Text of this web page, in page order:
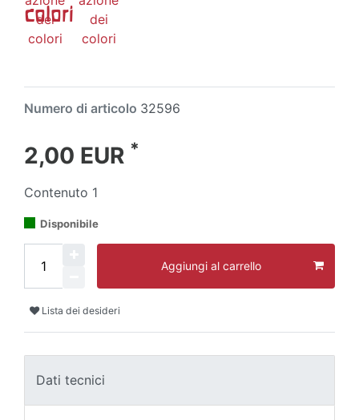
colori
Numero di articolo 32596
2,00 EUR *
Contenuto 1
Disponibile
Aggiungi al carrello
Lista dei desideri
Dati tecnici